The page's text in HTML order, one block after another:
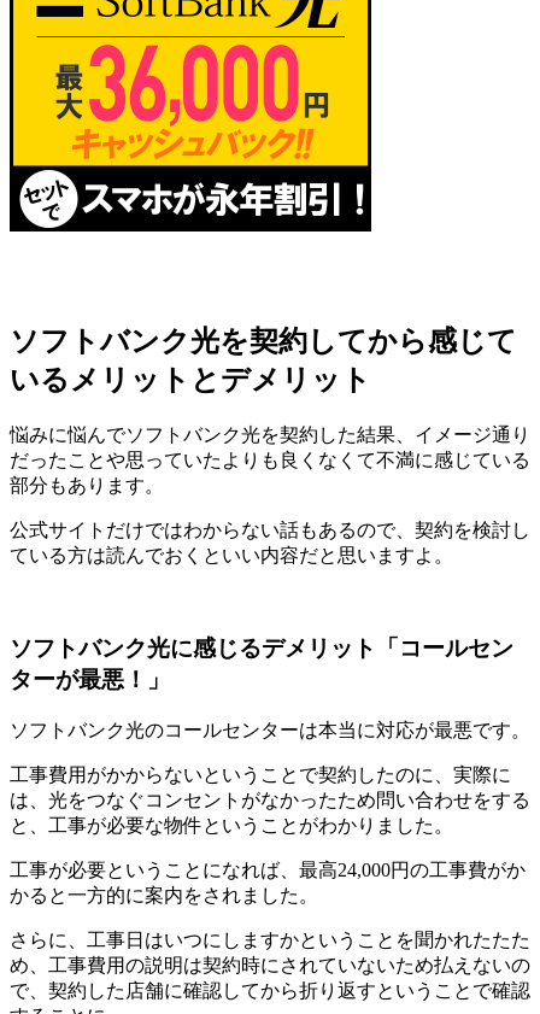
ソフトバンク光を契約してから感じて
いるメリットとデメリット
悩みに悩んでソフトバンク光を契約した結果、イメージ通り
だったことや思っていたよりも良くなくて不満に感じている
部分もあります。
公式サイトだけではわからない話もあるので、契約を検討し
ている方は読んでおくといい内容だと思いますよ。
ソフトバンク光に感じるデメリット「コールセン
ターが最悪！」
ソフトバンク光のコールセンターは本当に対応が最悪です。
工事費用がかからないということで契約したのに、実際に
は、光をつなぐコンセントがなかったため問い合わせをする
と、工事が必要な物件ということがわかりました。
工事が必要ということになれば、最高24,000円の工事費がか
かると一方的に案内をされました。
さらに、工事日はいつにしますかということを聞かれたたた
め、工事費用の説明は契約時にされていないため払えないの
で、契約した店舗に確認してから折り返すということで確認